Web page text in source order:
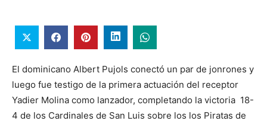
El dominicano Albert Pujols conectó un par de jonrones y
luego fue testigo de la primera actuación del receptor
Yadier Molina como lanzador, completando la victoria 18-
4 de los Cardinales de San Luis sobre los los Piratas de